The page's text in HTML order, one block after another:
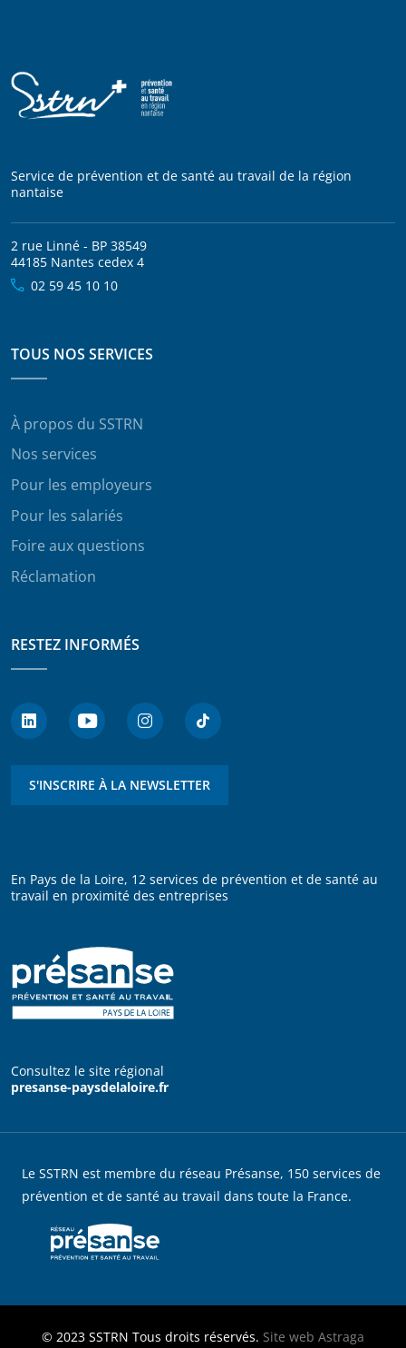
Service de prévention et de santé au travail de la région
nantaise
2 rue Linné - BP 38549
44185 Nantes cedex 4
02 59 45 10 10
TOUS NOS SERVICES
À propos du SSTRN
Nos services
Pour les employeurs
Pour les salariés
Foire aux questions
Réclamation
RESTEZ INFORMÉS
S'INSCRIRE À LA NEWSLETTER
En Pays de la Loire, 12 services de prévention et de santé au
travail en proximité des entreprises
Consultez le site régional
presanse-paysdelaloire.fr
Le SSTRN est membre du réseau Présanse, 150 services de
prévention et de santé au travail dans toute la France.
© 2023 SSTRN Tous droits réservés. Site web Astraga